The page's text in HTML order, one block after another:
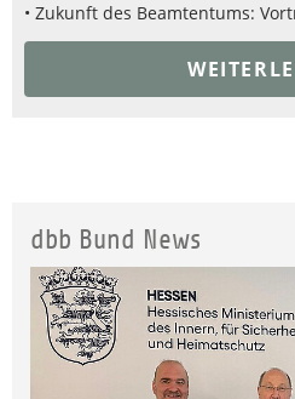
• Zukunft des Beamtentums:
dbb Bund News